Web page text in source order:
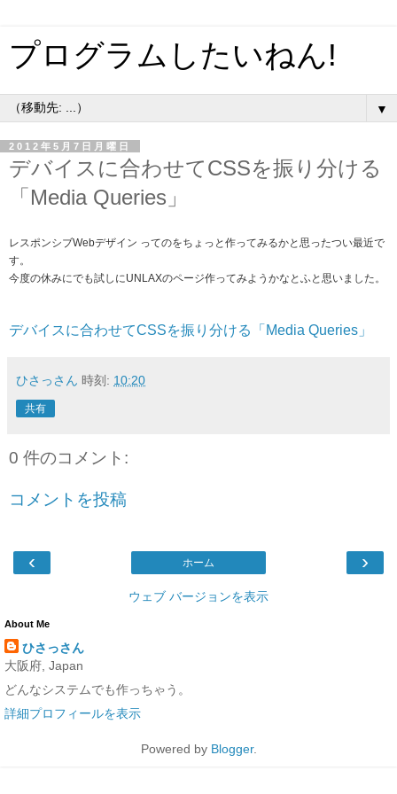
プログラムしたいねん!
▼
2012年5月7日月曜日
デバイスに合わせてCSSを振り分ける
「Media Queries」
レスポンシブWebデザイン ってのをちょっと作ってみるかと思ったつい最近で
す。
今度の休みにでも試しにUNLAXのページ作ってみようかなとふと思いました。
デバイスに合わせてCSSを振り分ける「Media Queries」
ひさっさん 時刻: 10:20
共有
0 件のコメント:
コメントを投稿
‹ ›
ホーム
ウェブ バージョンを表示
About Me
ひさっさん
大阪府, Japan
どんなシステムでも作っちゃう。
詳細プロフィールを表示
Powered by Blogger.